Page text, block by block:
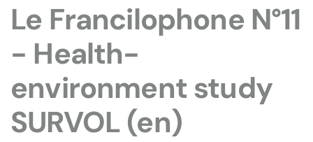
Le Francilophone N°11
- Health-
environment study
SURVOL (en)